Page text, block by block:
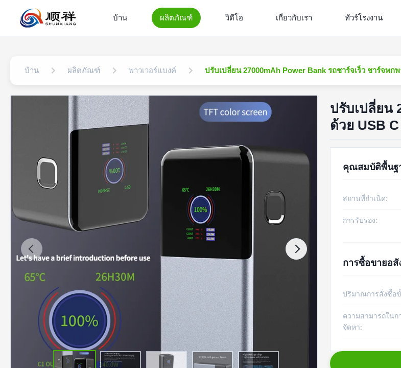
บ้าน ผลิตภัณฑ์ วิดีโอ เกี่ยวกับเรา ทัวร์โรงงาน
บ้าน ผลิตภัณฑ์ พาวเวอร์แบงค์ ปรับเปลี่ยน 27000mAh Power Bank รถชาร์จเร็ว ชาร์จพก
ปรับเปลี่ยน
ด้วย USB
คุณสมบัติพื้นฐ
สถานที่กำเนิด:
การรับรอง:
การซื้อขายอ
ปริมาณการสั่งซื้อ
ความสามารถในก
จัดหา: